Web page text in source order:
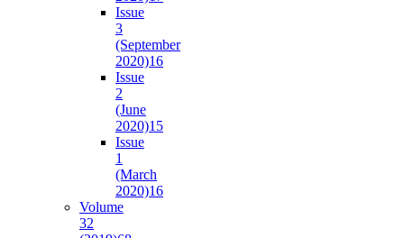
Issue
3
(September
2020)16
Issue
2
(June
2020)15
Issue
1
(March
2020)16
Volume
32